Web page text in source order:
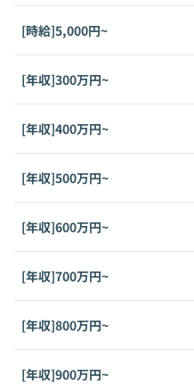
[時給]5,000円~
[年収]300万円~
[年収]400万円~
[年収]500万円~
[年収]600万円~
[年収]700万円~
[年収]800万円~
[年収]900万円~